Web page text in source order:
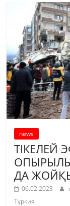
news
ТІКЕЛЕЙ
ДА
06.02.2023
Түркия